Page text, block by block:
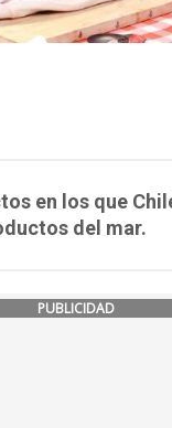
en los que
del mar.
PUBLICIDAD